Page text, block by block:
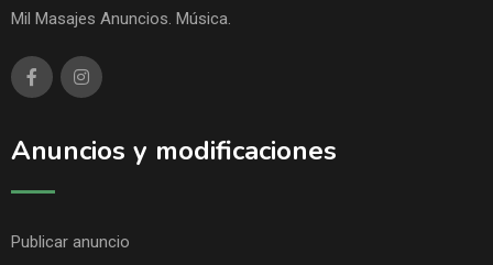
Mil Masajes Anuncios. Música.
Anuncios y modificaciones
Publicar anuncio